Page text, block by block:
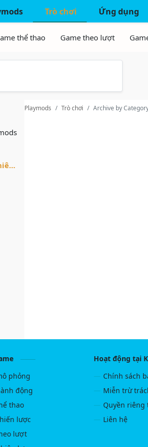
Trò chơi Ứng dụng
**Tải xuống Crowd Evolution! MOD – Phiên bản hấp dẫn với lối chơi đột phá**
Playmods Trò chơi Archive by
phỏng
động
thao
lược
lượt
Hoạt động tại
Chính sách
Miễn trừ
Quyền riêng
Liên hệ